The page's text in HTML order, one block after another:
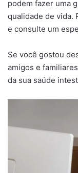
podem fazer uma
qualidade de vida.
e consulte um
Se você gostou
amigos e
da sua saúde